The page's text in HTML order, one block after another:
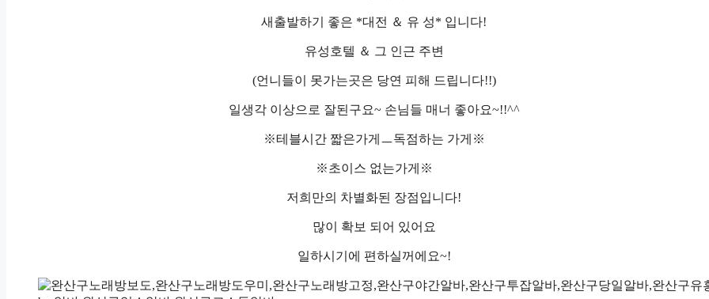
새출발하기 좋은 *대전 ＆ 유 성* 입니다!
유성호텔 ＆ 그 인근 주변
(언니들이 못가는곳은 당연 피해 드립니다!!)
일생각 이상으로 잘된구요~ 손님들 매너 좋아요~!!^^
※테블시간 짧은가게ㅡ독점하는 가게※
※초이스 없는가게※
저희만의 차별화된 장점입니다!
많이 확보 되어 있어요
일하시기에 편하실꺼에요~!